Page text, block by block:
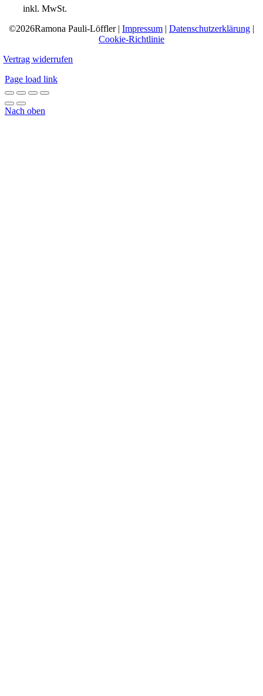
inkl. MwSt.
©2026Ramona Pauli-Löffler | Impressum | Datenschutzerklärung |
Cookie-Richtlinie
Vertrag widerrufen
Page load link
Nach oben